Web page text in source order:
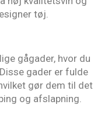
tøj.
gågader, hvor du
gader er fulde
gør dem til det
og afslapning.